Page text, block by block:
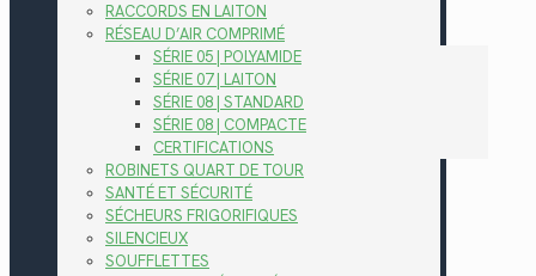
RACCORDS EN LAITON
RÉSEAU D’AIR COMPRIMÉ
SÉRIE 05 | POLYAMIDE
SÉRIE 07 | LAITON
SÉRIE 08 | STANDARD
SÉRIE 08 | COMPACTE
CERTIFICATIONS
ROBINETS QUART DE TOUR
SANTÉ ET SÉCURITÉ
SÉCHEURS FRIGORIFIQUES
SILENCIEUX
SOUFFLETTES